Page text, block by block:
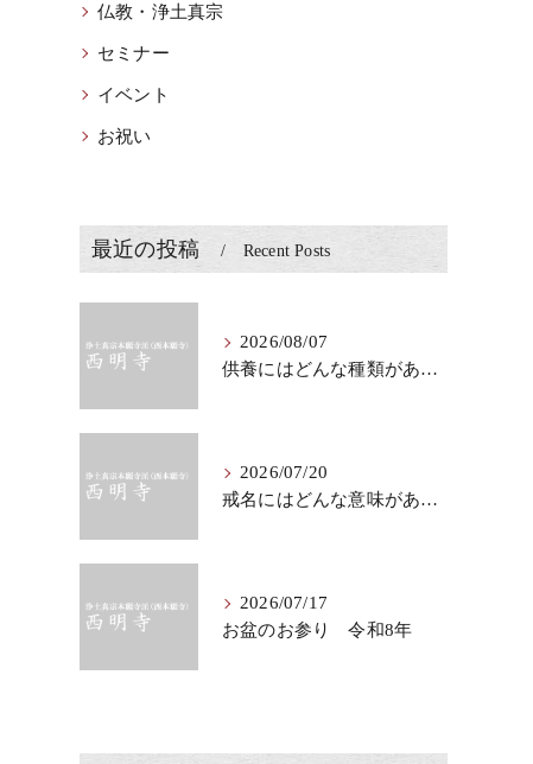
仏教・浄土真宗
セミナー
イベント
お祝い
最近の投稿 Recent Posts
2026/08/07
供養にはどんな種類がある？法要に迷う前に知る意味
2026/07/20
戒名にはどんな意味がある？法要で知りたい仏教の心
2026/07/17
お盆のお参り 令和8年